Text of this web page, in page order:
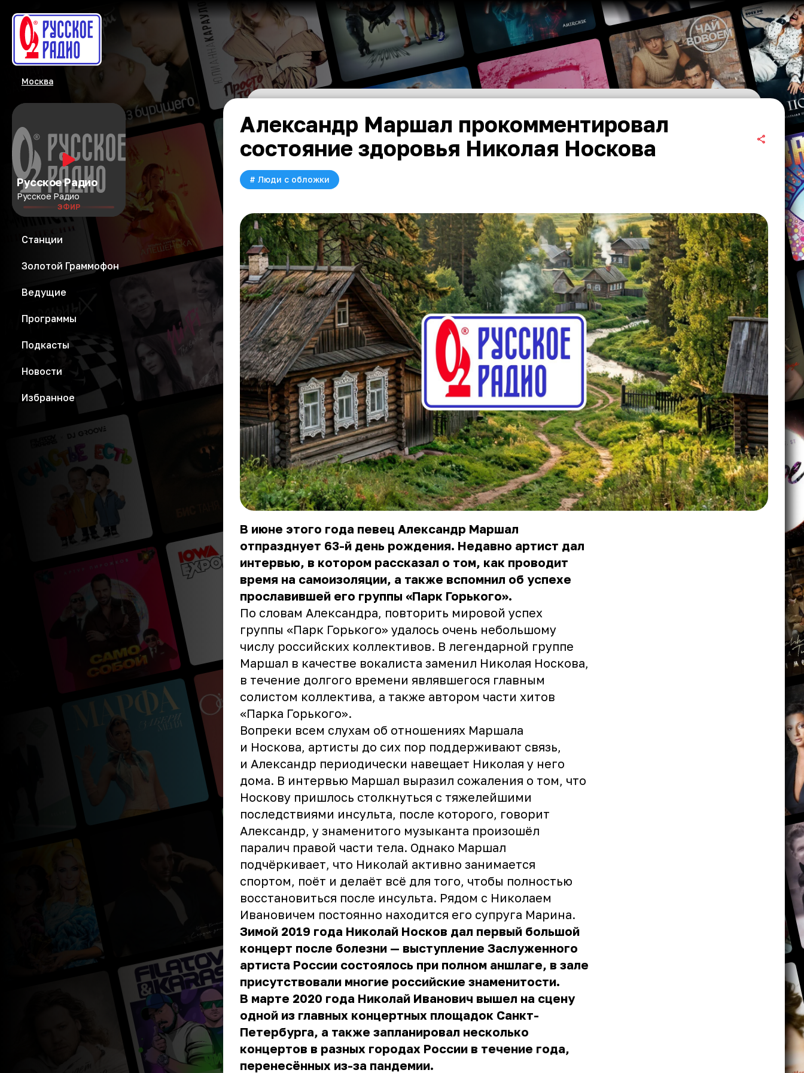
Москва
Русское Радио
Русское Радио
ЭФИР
Станции
Золотой Граммофон
Ведущие
Программы
Подкасты
Новости
Избранное
Александр Маршал прокомментировал
состояние здоровья Николая Носкова
# Люди с обложки
В июне этого года певец Александр Маршал
отпразднует 63-й день рождения. Недавно артист дал
интервью, в котором рассказал о том, как проводит
время на самоизоляции, а также вспомнил об успехе
прославившей его группы «Парк Горького».
По словам Александра, повторить мировой успех
группы «Парк Горького» удалось очень небольшому
числу российских коллективов. В легендарной группе
Маршал в качестве вокалиста заменил Николая Носкова,
в течение долгого времени являвшегося главным
солистом коллектива, а также автором части хитов
«Парка Горького».
Вопреки всем слухам об отношениях Маршала
и Носкова, артисты до сих пор поддерживают связь,
и Александр периодически навещает Николая у него
дома. В интервью Маршал выразил сожаления о том, что
Носкову пришлось столкнуться с тяжелейшими
последствиями инсульта, после которого, говорит
Александр, у знаменитого музыканта произошёл
паралич правой части тела. Однако Маршал
подчёркивает, что Николай активно занимается
спортом, поёт и делаёт всё для того, чтобы полностью
восстановиться после инсульта. Рядом с Николаем
Ивановичем постоянно находится его супруга Марина.
Зимой 2019 года Николай Носков дал первый большой
концерт после болезни — выступление Заслуженного
артиста России состоялось при полном аншлаге, в зале
присутствовали многие российские знаменитости.
В марте 2020 года Николай Иванович вышел на сцену
одной из главных концертных площадок Санкт-
Петербурга, а также запланировал несколько
концертов в разных городах России в течение года,
перенесённых из-за пандемии.